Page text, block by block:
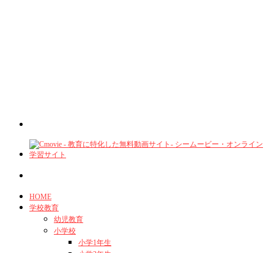
HOME
学校教育
幼児教育
小学校
小学1年生